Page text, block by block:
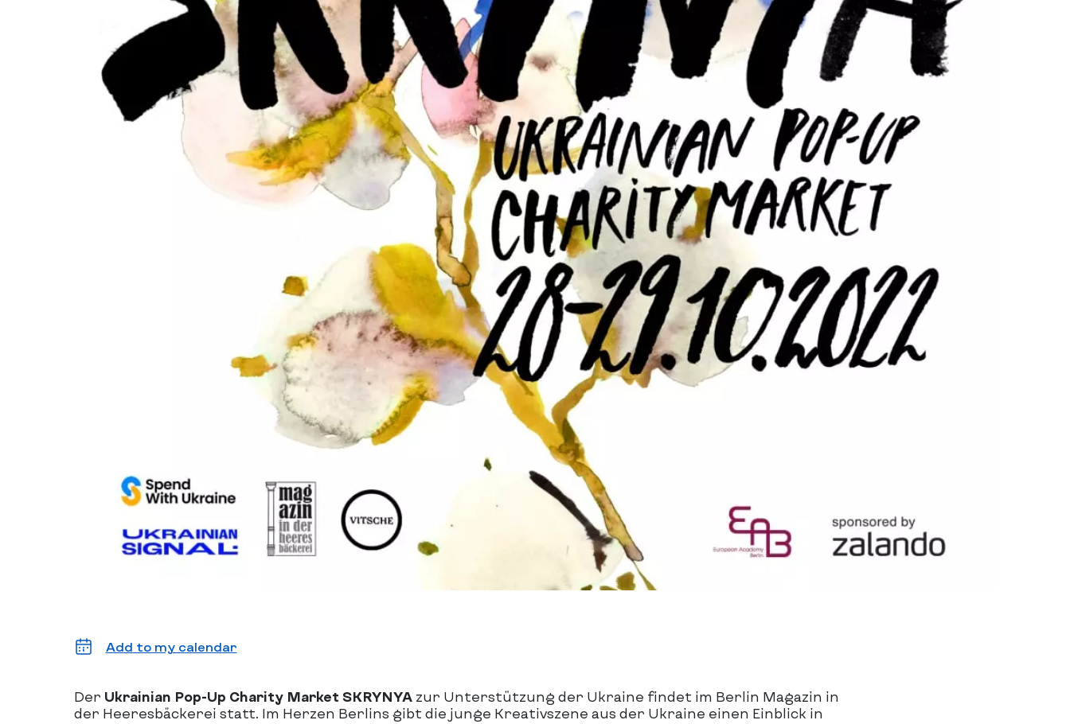
Add to my calendar
Der Ukrainian Pop-Up Charity Market SKRYNYAzur Unterstützung der Ukraine findet im Berlin Magazin in
der Heeresbäckerei statt. Im Herzen Berlins gibt die junge Kreativszene aus der Ukraine einen Einblick in